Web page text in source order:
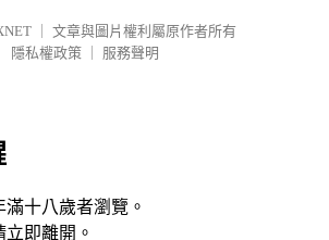
文章與圖片權利屬原作者所有
隱私權政策
服務聲明
十八歲者瀏覽。
即離開。